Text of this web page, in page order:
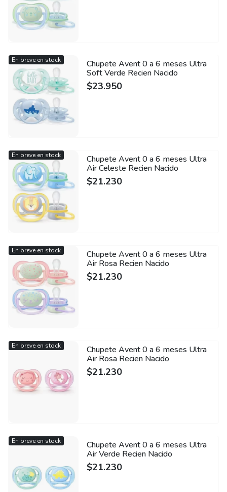
Chupete Avent 0 a 6 meses Ultra
Soft Verde Recien Nacido
$23.950
En breve en stock
Chupete Avent 0 a 6 meses Ultra
Air Celeste Recien Nacido
$21.230
En breve en stock
Chupete Avent 0 a 6 meses Ultra
Air Rosa Recien Nacido
$21.230
En breve en stock
Chupete Avent 0 a 6 meses Ultra
Air Rosa Recien Nacido
$21.230
En breve en stock
Chupete Avent 0 a 6 meses Ultra
Air Verde Recien Nacido
$21.230
En breve en stock